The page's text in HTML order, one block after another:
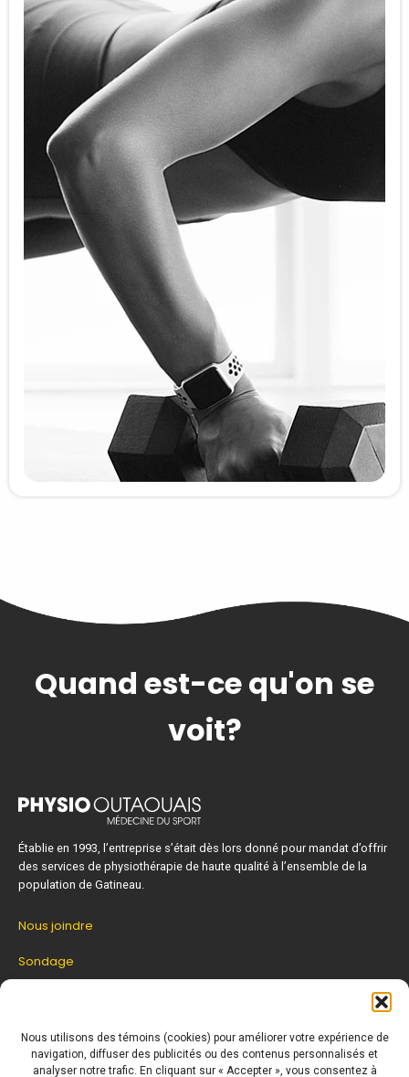
Nous utilisons des témoins (cookies) pour améliorer votre expérience de
navigation, diffuser des publicités ou des contenus personnalisés et
analyser notre trafic. En cliquant sur « Accepter », vous consentez à
Quand est-ce qu'on se
voit?
Établie en 1993, l’entreprise s’était dès lors donné pour mandat d’offrir
des services de physiothérapie de haute qualité à l’ensemble de la
population de Gatineau.
Nous joindre
Sondage